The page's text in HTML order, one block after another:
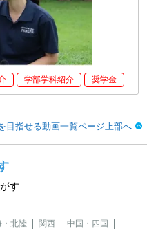
学部学科紹介 奨学金
目指せる動画一覧ページ上部へ
す
・北陸 関西
中国・四国